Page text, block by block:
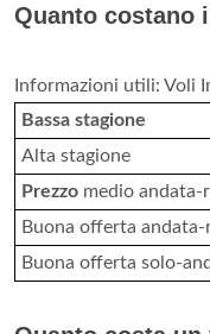
Quanto costano
Informazioni utili: Voli
Bassa stagione
Alta stagione
Prezzo medio
Buona offerta
Buona offerta solo-